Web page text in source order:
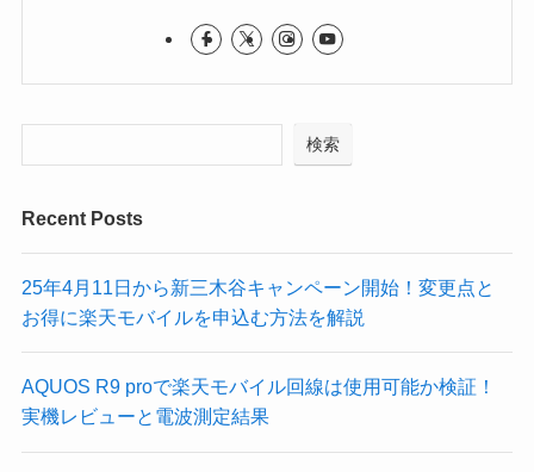
検索
Recent Posts
25年4月11日から新三木谷キャンペーン開始！変更点と
お得に楽天モバイルを申込む方法を解説
AQUOS R9 proで楽天モバイル回線は使用可能か検証！
実機レビューと電波測定結果